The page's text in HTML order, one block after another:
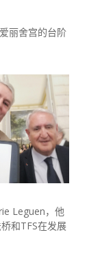
丽舍宫的台阶
Leguen，他
和TFS在发展